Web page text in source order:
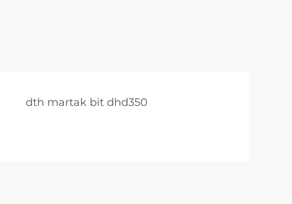
dth martak bit dhd350